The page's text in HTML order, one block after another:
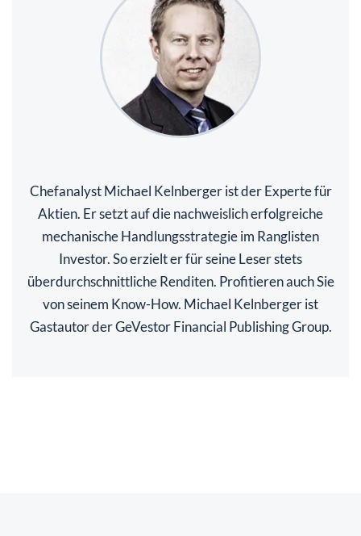
Chefanalyst Michael Kelnberger ist der Experte für
Aktien. Er setzt auf die nachweislich erfolgreiche
mechanische Handlungsstrategie im Ranglisten
Investor. So erzielt er für seine Leser stets
überdurchschnittliche Renditen. Profitieren auch Sie
von seinem Know-How. Michael Kelnberger ist
Gastautor der GeVestor Financial Publishing Group.